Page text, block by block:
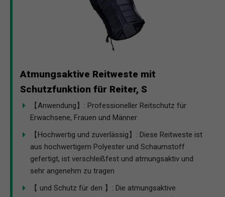
Atmungsaktive Reitweste mit
Schutzfunktion für Reiter, S
【Anwendung】: Professioneller Reitschutz für
Erwachsene, Frauen und Männer
【Hochwertig und zuverlässig】: Diese Reitweste ist
aus hochwertigem Polyester und Schaumstoff
gefertigt, ist verschleißfest und atmungsaktiv und
sehr angenehm zu tragen
【 und Schutz für den 】: Die atmungsaktive